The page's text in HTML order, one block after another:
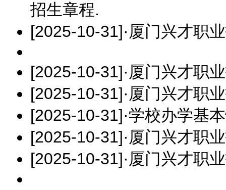
招生章程.
[2025-10-31]· 厦门兴才职
[2025-10-31]· 厦门兴才职
[2025-10-31]· 厦门兴才职
[2025-10-31]·学校办学基
[2025-10-31]· 厦门兴才职
[2025-10-31]· 厦门兴才职